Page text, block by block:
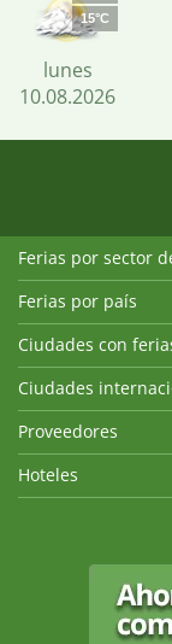
15°C
lunes
10.08.2026
Ferias por sector
Ferias por país
Ciudades con
Ciudades
Proveedores
Hoteles